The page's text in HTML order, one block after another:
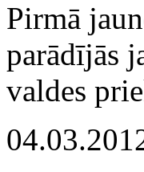
Pirmā
parādījās
valdes